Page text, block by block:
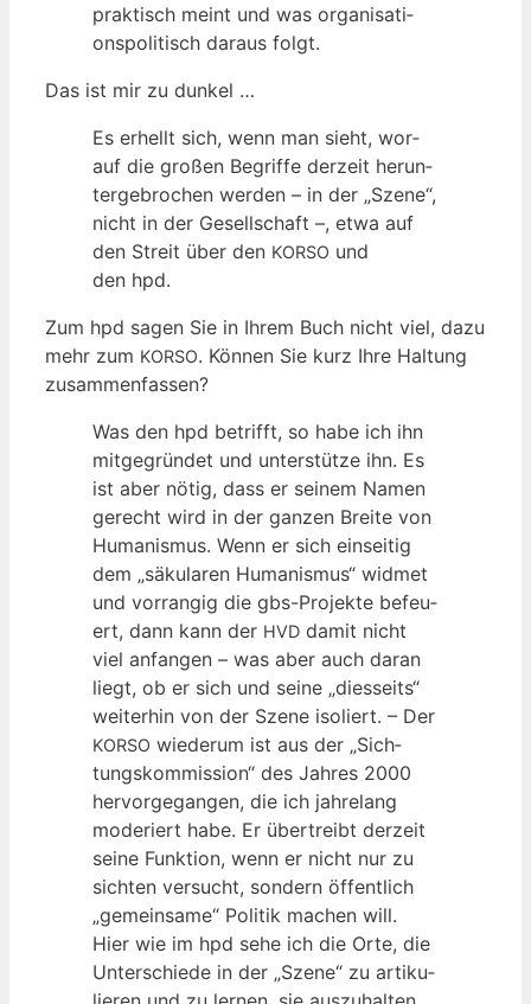
prak­tisch meint und was orga­ni­sa­ti­
ons­po­li­tisch dar­aus folgt.
Das ist mir zu dunkel …
Es erhellt sich, wenn man sieht, wor­
auf die gro­ßen Begrif­fe der­zeit her­un­
ter­ge­bro­chen wer­den – in der „Sze­ne“,
nicht in der Gesell­schaft –, etwa auf
den Streit über den KORSO und
den hpd.
Zum hpd sagen Sie in Ihrem Buch nicht viel, dazu
mehr zum KORSO. Kön­nen Sie kurz Ihre Hal­tung
zusammenfassen?
Was den hpd betrifft, so habe ich ihn
mit­ge­grün­det und unter­stüt­ze ihn. Es
ist aber nötig, dass er sei­nem Namen
gerecht wird in der gan­zen Brei­te von
Huma­nis­mus. Wenn er sich ein­sei­tig
dem „säku­la­ren Huma­nis­mus“ wid­met
und vor­ran­gig die gbs-Pro­jek­te befeu­
ert, dann kann der HVD damit nicht
viel anfan­gen – was aber auch dar­an
liegt, ob er sich und sei­ne „dies­seits“
wei­ter­hin von der Sze­ne iso­liert. – Der
KORSO wie­der­um ist aus der „Sich­
tungs­kom­mis­si­on“ des Jah­res 2000
her­vor­ge­gan­gen, die ich jah­re­lang
mode­riert habe. Er über­treibt der­zeit
sei­ne Funk­ti­on, wenn er nicht nur zu
sich­ten ver­sucht, son­dern öffent­lich
„gemein­sa­me“ Poli­tik machen will.
Hier wie im hpd sehe ich die Orte, die
Unter­schie­de in der „Sze­ne“ zu arti­ku­